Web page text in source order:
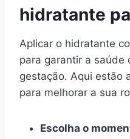
hidratante
Aplicar o hidratante
para garantir a saúde
gestação. Aqui estão
para melhorar a sua
Escolha o